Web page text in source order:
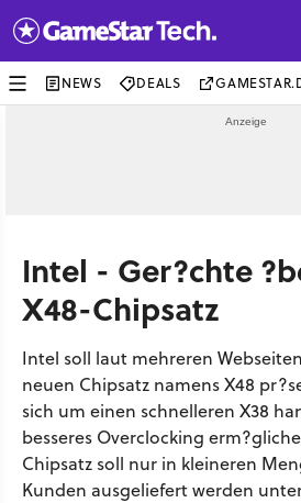
NEWS DEALS
Intel - Ger?chte
X48-Chipsatz
Intel soll laut mehreren
neuen Chipsatz namens X48
sich um einen schnelleren X38
besseres Overclocking
Chipsatz soll nur in kleineren
Kunden ausgeliefert werden